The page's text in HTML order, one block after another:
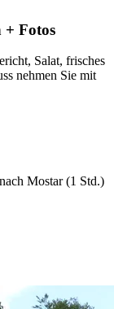
+ Fotos
Salat, frisches
nehmen Sie mit
Mostar (1 Std.)